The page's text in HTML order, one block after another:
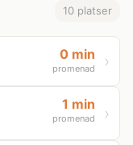
10 platser
0 min
promenad
1 min
promenad